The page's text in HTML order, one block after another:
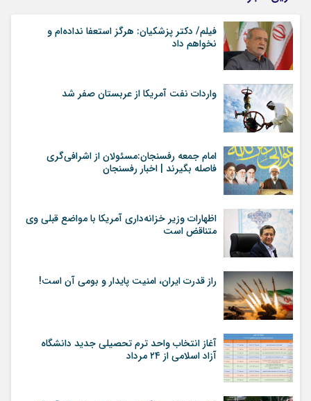
فیلم/ دکتر پزشکیان: هرگز استعفا نداده‌ام و
نخواهم داد
واردات نفت آمریکا از عربستان صفر شد
امام جمعه رفسنجان:مسئولان از اشرافی‌گری
فاصله بگیرند | اخبار رفسنجان
اظهارات وزیر خزانه‌داری آمریکا با مواضع قبلی وی
متناقض است
راز قدرت ایران، امنیت پایدار و بومی آن است!
آغاز انتخاب واحد ترم تحصیلی جدید دانشگاه
آزاد اسلامی از ۲۴ مرداد